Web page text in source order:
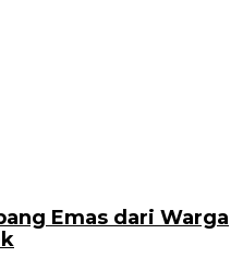
Emas dari Warga